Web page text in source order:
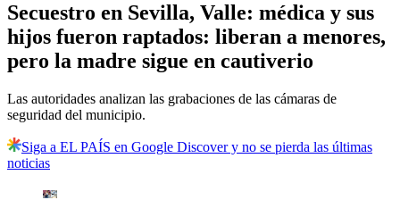
Secuestro en Sevilla, Valle: médica y sus
hijos fueron raptados: liberan a menores,
pero la madre sigue en cautiverio
Las autoridades analizan las grabaciones de las cámaras de
seguridad del municipio.
Siga a EL PAÍS en Google Discover y no se pierda las últimas
noticias